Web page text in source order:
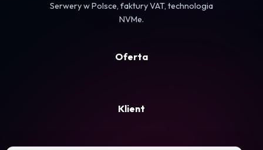
Serwery w Polsce, faktury VAT, technologia
NVMe.
Oferta
Klient